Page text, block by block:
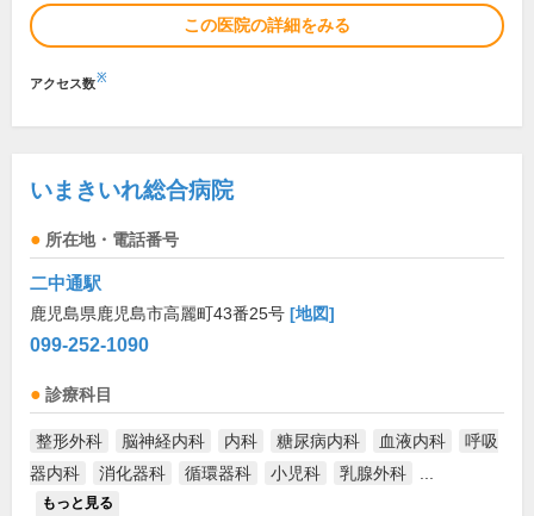
この医院の詳細をみる
アクセス数※
いまきいれ総合病院
所在地・電話番号
二中通駅
鹿児島県鹿児島市高麗町43番25号 [地図]
099-252-1090
診療科目
整形外科 脳神経内科 内科 糖尿病内科 血液内科
呼吸
器内科
消化器科 循環器科 小児科 乳腺外科
もっと見る